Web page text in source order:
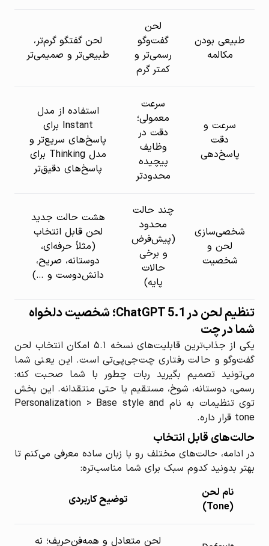
طبیعی بودن
مکالمه
لحن
گفت‌وگو
رسمی‌تر و
کمتر گرم
لحن گفتگو گرم‌تر،
طبیعی‌تر و صمیمی‌تر
سرعت و
دقت
پاسخ‌دهی
سرعت
معمولی؛
دقت در
وظایف
پیچیده
محدودتر
استفاده از مدل
Instant برای
پاسخ‌های سریع‌تر و
مدل Thinking برای
پاسخ‌های دقیق‌تر
شخصی‌سازی
لحن و
شخصیت
چند حالت
محدود
(پیش‌فرض
و برخی
حالات
پایه)
هشت حالت جدید
لحن قابل انتخاب
(مثلاً حرفه‌ای،
دوستانه، صریح،
دانش‌دوست و …)
تنظیم لحن در ChatGPT 5.1؛ شخصیت دلخواه
شما در چت
یکی از جذاب‌ترین قابلیت‌های نسخه ۵.۱ امکان انتخاب لحن
گفت‌وگو و حالت رفتاری چت‌جی‌پی‌تی است. این یعنی شما
می‌تونید تصمیم بگیرید ربات چطور با شما صحبت کنه:
رسمی، دوستانه، شوخ، مستقیم یا حتی منتقدانه. این بخش
توی تنظیمات به نام Personalization > Base style and
tone قرار داره.
حالت‌های قابل انتخاب
در ادامه، حالت‌های مختلف رو با زبان ساده معرفی می‌کنم تا
بهتر بدونید کدوم سبک برای شما مناسب‌تره:
نام لحن
(Tone)
توضیح کاربردی
لحن متعادل و همه‌فن‌حریف؛ نه